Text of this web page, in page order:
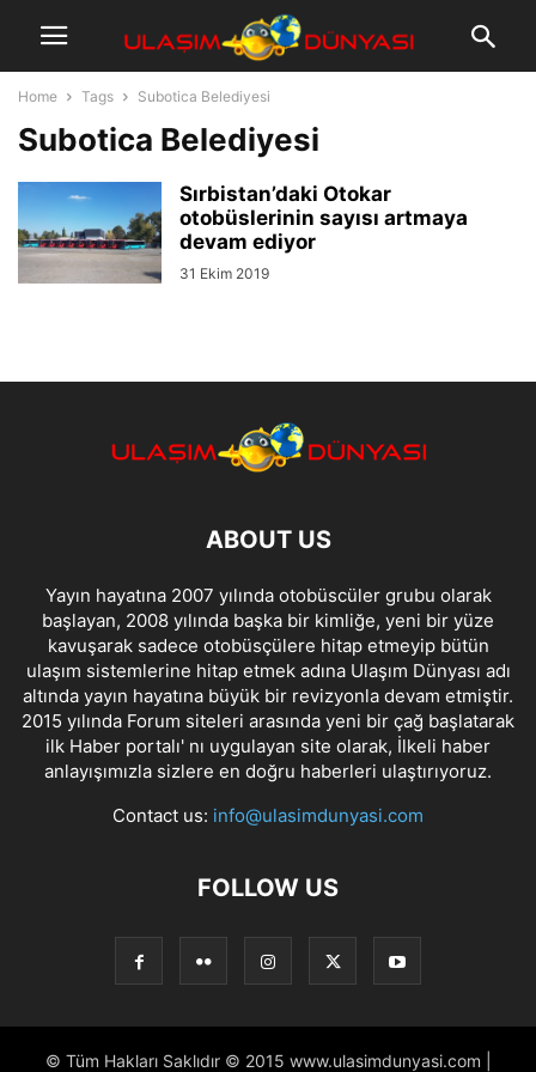
Home Tags Subotica Belediyesi
Subotica Belediyesi
Sırbistan’daki Otokar
otobüslerinin sayısı artmaya
devam ediyor
31 Ekim 2019
ABOUT US
Yayın hayatına 2007 yılında otobüscüler grubu olarak
başlayan, 2008 yılında başka bir kimliğe, yeni bir yüze
kavuşarak sadece otobüsçülere hitap etmeyip bütün
ulaşım sistemlerine hitap etmek adına Ulaşım Dünyası adı
altında yayın hayatına büyük bir revizyonla devam etmiştir.
2015 yılında Forum siteleri arasında yeni bir çağ başlatarak
ilk Haber portalı' nı uygulayan site olarak, İlkeli haber
anlayışımızla sizlere en doğru haberleri ulaştırıyoruz.
Contact us: info@ulasimdunyasi.com
FOLLOW US
© Tüm Hakları Saklıdır © 2015 www.ulasimdunyasi.com |